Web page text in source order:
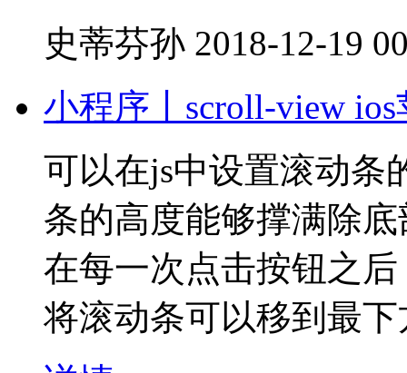
史蒂芬孙 2018-12-19
小程序丨scroll-view
可以在js中设置滚动条
条的高度能够撑满除
在每一次点击按钮之
将滚动条可以移到最下